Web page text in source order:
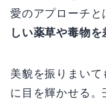
愛のアプローチ
しい薬草や毒物を
美貌を振りまいて
に目を輝かせる